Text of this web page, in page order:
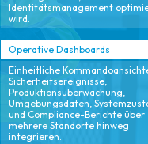
Identitätsmanagement
wird.
Operative Dashboards
Einheitliche
Sicherheitsereignisse,
Produktionsüberwachung,
Umgebungsdaten,
und Compliance-Berichte über
mehrere Standorte hinweg
integrieren.